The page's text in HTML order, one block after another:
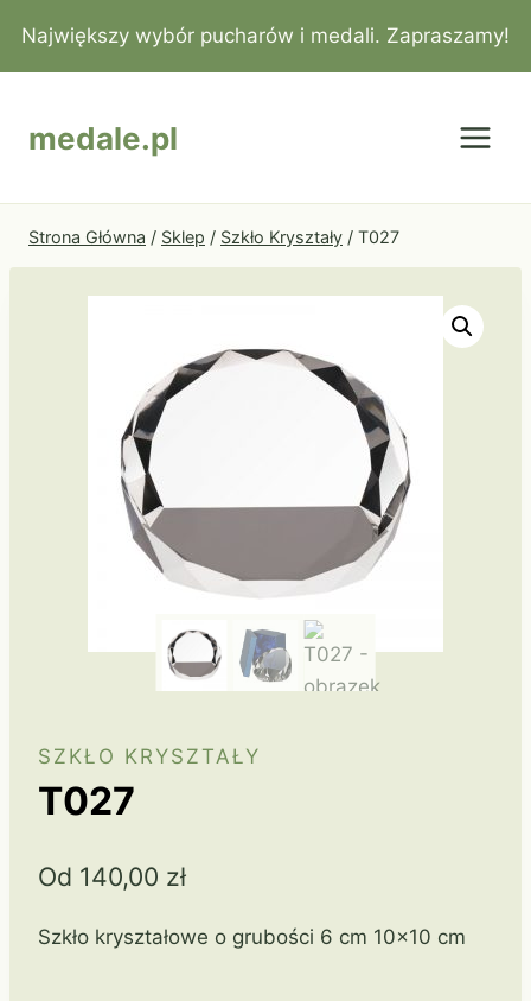
do
treści
Największy wybór pucharów i medali. Zapraszamy!
medale.pl
Strona Główna / Sklep / Szkło Kryształy / T027
SZKŁO KRYSZTAŁY
T027
Od 140,00 zł
Szkło kryształowe o grubości 6 cm 10×10 cm